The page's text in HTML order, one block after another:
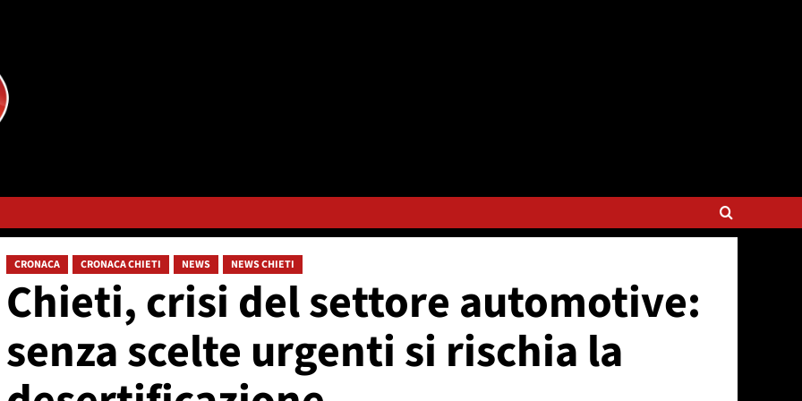
CRONACA CRONACA CHIETI NEWS NEWS CHIETI
Chieti, crisi del settore automotive:
senza scelte urgenti si rischia la